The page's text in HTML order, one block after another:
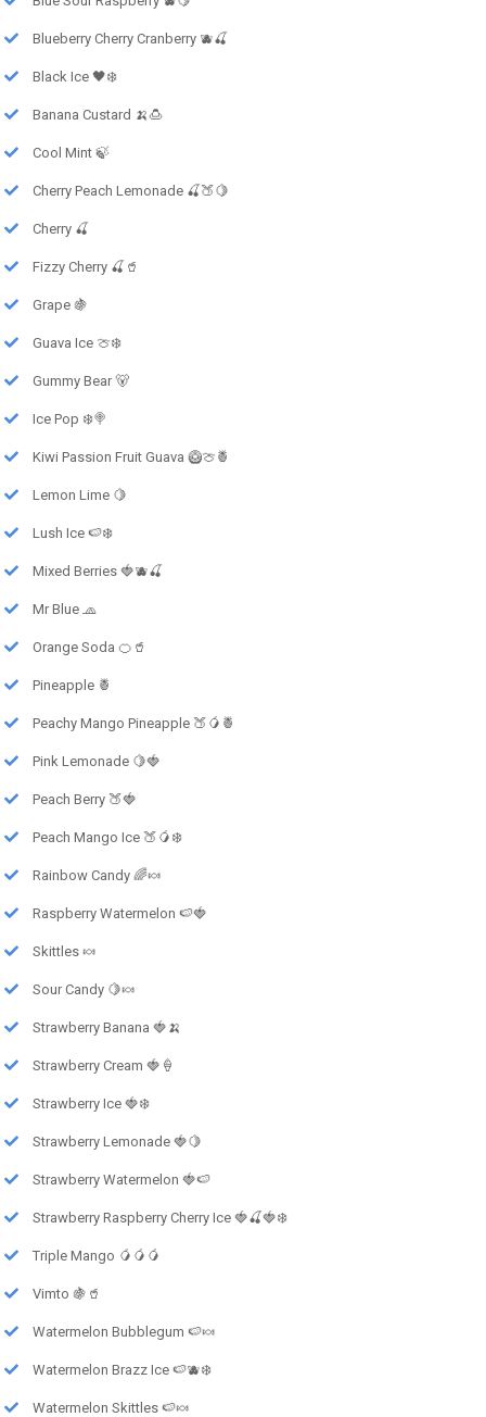
Blueberry Cherry Cranberry 🫐🍒
Black Ice 🖤❄️
Banana Custard 🍌🍮
Cool Mint 🍃
Cherry Peach Lemonade 🍒🍑🍋
Cherry 🍒
Fizzy Cherry 🍒🥤
Grape 🍇
Guava Ice 🍈❄️
Gummy Bear 🐻
Ice Pop ❄️🍭
Kiwi Passion Fruit Guava 🥝🍈🍍
Lemon Lime 🍋
Lush Ice 🍉❄️
Mixed Berries 🍓🫐🍒
Mr Blue 🧢
Orange Soda 🍊🥤
Pineapple 🍍
Peachy Mango Pineapple 🍑🥭🍍
Pink Lemonade 🍋🍓
Peach Berry 🍑🍓
Peach Mango Ice 🍑🥭❄️
Rainbow Candy 🌈🍬
Raspberry Watermelon 🍉🍓
Skittles 🍬
Sour Candy 🍋🍬
Strawberry Banana 🍓🍌
Strawberry Cream 🍓🍦
Strawberry Ice 🍓❄️
Strawberry Lemonade 🍓🍋
Strawberry Watermelon 🍓🍉
Strawberry Raspberry Cherry Ice 🍓🍒🍓❄️
Triple Mango 🥭🥭🥭
Vimto 🍇🥤
Watermelon Bubblegum 🍉🍬
Watermelon Brazz Ice 🍉🫐❄️
Watermelon Skittles 🍉🍬